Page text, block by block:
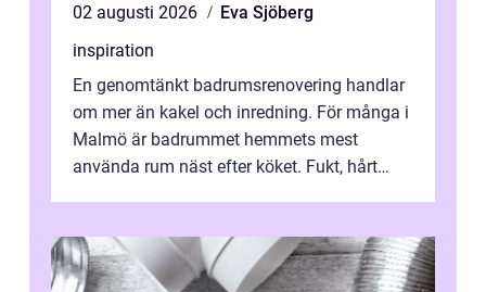
02 augusti 2026
Eva Sjöberg
inspiration
En genomtänkt badrumsrenovering handlar
om mer än kakel och inredning. För många i
Malmö är badrummet hemmets mest
använda rum näst efter köket. Fukt, hårt